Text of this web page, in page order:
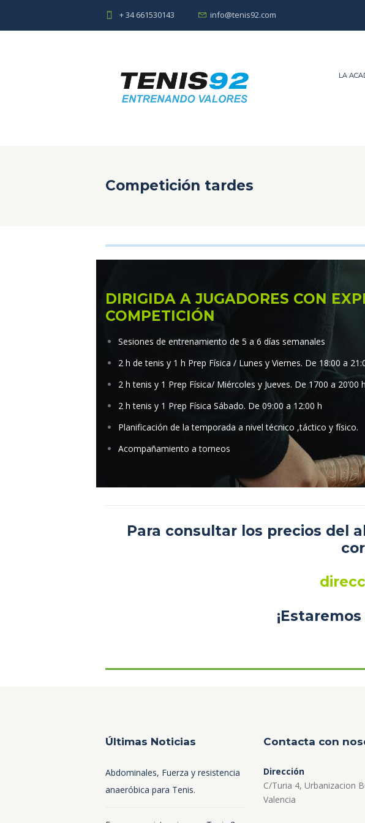
+ 34 661530143 info@tenis92.com
LA
Competición tardes
DIRIGIDA A JUGADORES CON
COMPETICIÓN
Sesiones de entrenamiento de 5 a 6 días semanales
2 h de tenis y 1 h Prep Física / Lunes y Viernes. De 18:00 a
2 h tenis y 1 Prep Física/ Miércoles y Jueves. De 1700 a 20’00
2 h tenis y 1 Prep Física Sábado. De 09:00 a 12:00 h
Planificación de la temporada a nivel técnico ,táctico y físico.
Acompañamiento a torneos
Para consultar los precios del
Últimas Noticias
Abdominales, Fuerza y resistencia
anaeróbica para Tenis.
Contacta con
Dirección
C/Turia 4, Urbanizacion
Valencia